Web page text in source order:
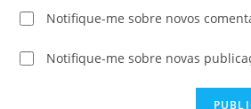
Notifique-me sobre novos
Notifique-me sobre novas